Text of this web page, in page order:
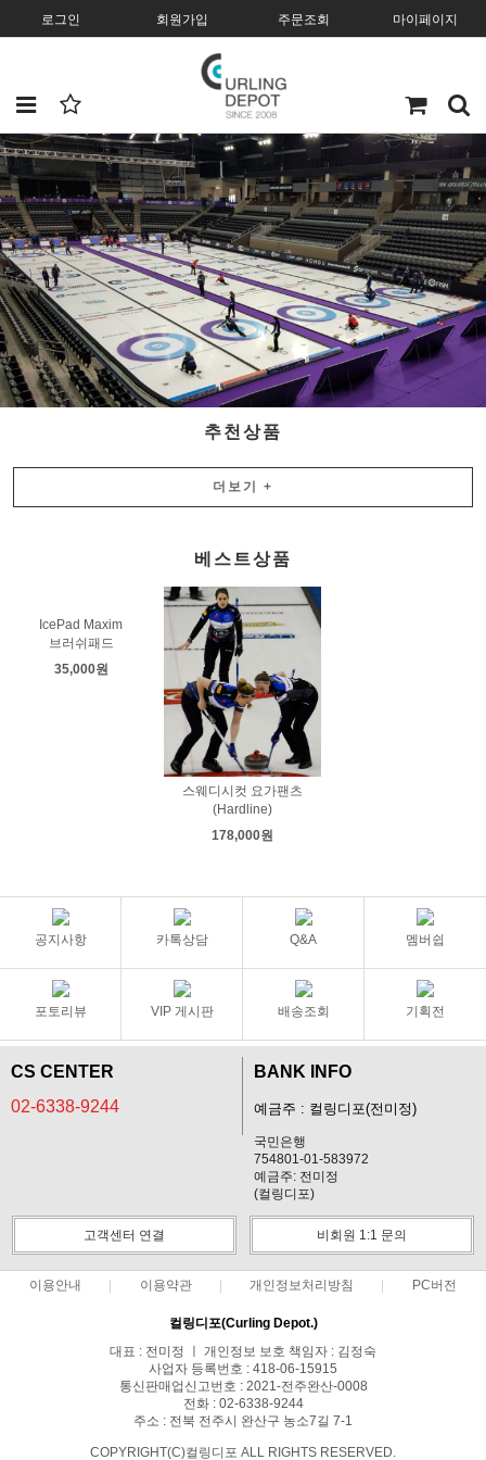
로그인 회원가입 주문조회 마이페이지
추천상품
더보기 +
베스트상품
IcePad Maxim
브러쉬패드
35,000원
스웨디시컷 요가팬츠
(Hardline)
178,000원
공지사항 카톡상담 Q&A 멤버쉽
포토리뷰 VIP 게시판 배송조회 기획전
CS CENTER
02-6338-9244
BANK INFO
예금주 : 컬링디포(전미정)
국민은행
754801-01-583972
예금주: 전미정
(컬링디포)
고객센터 연결 비회원 1:1 문의
이용안내 이용약관 개인정보처리방침 PC버전
컬링디포(Curling Depot.)
대표 : 전미정 ㅣ 개인정보 보호 책임자 : 김정숙
사업자 등록번호 : 418-06-15915
통신판매업신고번호 : 2021-전주완산-0008
전화 : 02-6338-9244
주소 : 전북 전주시 완산구 농소7길 7-1
COPYRIGHT(C)컬링디포 ALL RIGHTS RESERVED.